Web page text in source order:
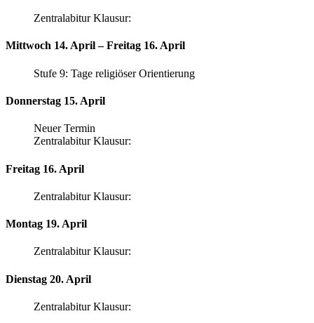
Zentralabitur Klausur:
Mittwoch 14. April – Freitag 16. April
Stufe 9: Tage religiöser Orientierung
Donnerstag 15. April
Neuer Termin
Zentralabitur Klausur:
Freitag 16. April
Zentralabitur Klausur:
Montag 19. April
Zentralabitur Klausur:
Dienstag 20. April
Zentralabitur Klausur: